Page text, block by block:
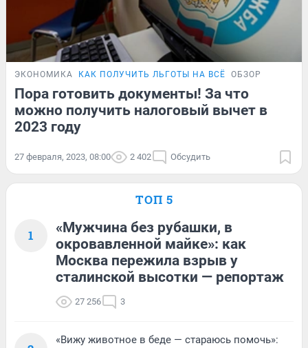
ЭКОНОМИКА КАК ПОЛУЧИТЬ ЛЬГОТЫ НА ВСЁ ОБЗОР
Пора готовить документы! За что
можно получить налоговый вычет в
2023 году
27 февраля, 2023, 08:00 2 402 Обсудить
ТОП 5
1
«Мужчина без рубашки, в
окровавленной майке»: как
Москва пережила взрыв у
сталинской высотки — репортаж
27 256 3
«Вижу животное в беде — стараюсь помочь»: